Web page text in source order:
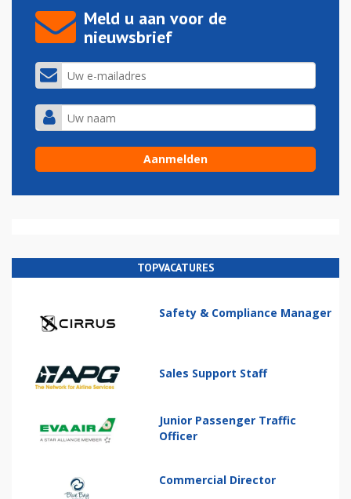
Meld u aan voor de
nieuwsbrief
TOPVACATURES
Safety & Compliance Manager
Sales Support Staff
Junior Passenger Traffic
Officer
Commercial Director